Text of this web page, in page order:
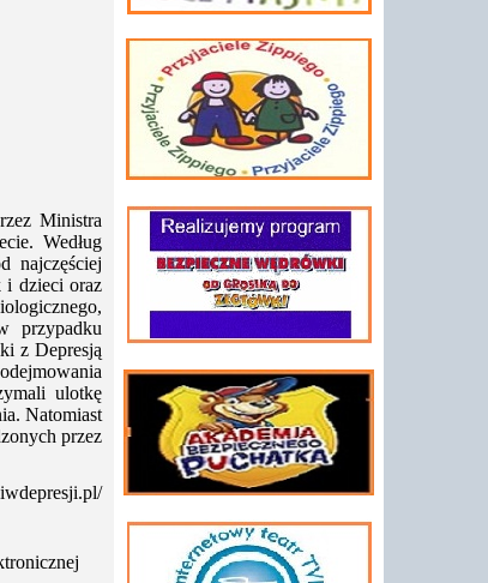
Ministra
Według
najczęściej
i dzieci oraz
przypadku
z Depresją
ulotkę
Natomiast
przez